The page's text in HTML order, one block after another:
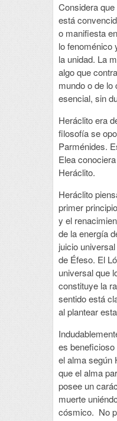
Considera
está
o manifiesta
lo fenoménico
la unidad. La
algo que
mundo o de lo
esencial, sin
Heráclito era
filosofía se
Parménides.
Elea
Heráclito.
Heráclito
primer
y el
de la energía
juicio
de Éfeso. El
universal que
constituye la
sentido está
al plantear
es
el alma según
que el alma
posee un
muerte
cósmico. No